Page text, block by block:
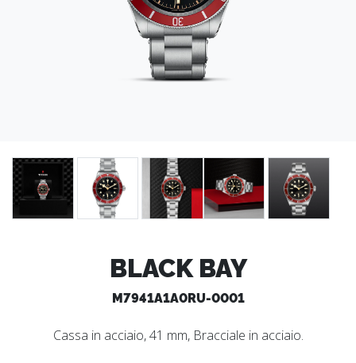
BLACK BAY
M7941A1A0RU-0001
Cassa in acciaio, 41 mm, Bracciale in acciaio.